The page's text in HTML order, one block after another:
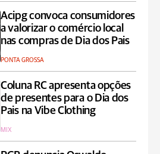
Acipg convoca consumidores
a valorizar o comércio local
nas compras de Dia dos Pais
PONTA GROSSA
Coluna RC apresenta opções
de presentes para o Dia dos
Pais na Vibe Clothing
MIX